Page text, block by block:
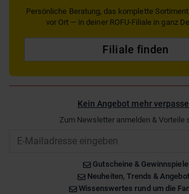
Persönliche Beratung, das komplette
vor Ort — in deiner ROFU-Filiale in ganz
Filiale finden
Kein Angebot mehr
Zum Newsletter anmelden & Vorteile
Gutscheine & Gewinnspiele
Neuheiten, Trends &
Wissenswertes rund um die